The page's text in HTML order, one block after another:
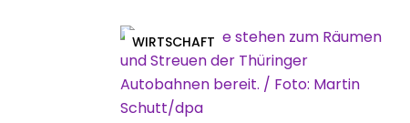
WIRTSCHAFT